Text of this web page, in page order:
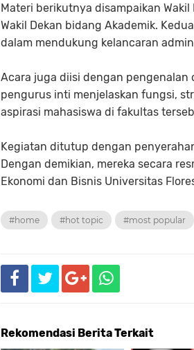
Materi berikutnya disampaikan
Wakil Dekan bidang Akademik.
dalam mendukung kelancaran
Acara juga diisi dengan pengenalan
pengurus inti menjelaskan fungsi,
aspirasi mahasiswa di fakultas
Kegiatan ditutup dengan
Dengan demikian, mereka secara
Ekonomi dan Bisnis Universitas
#home #hot topic #most popular
Rekomendasi Berita Terkait